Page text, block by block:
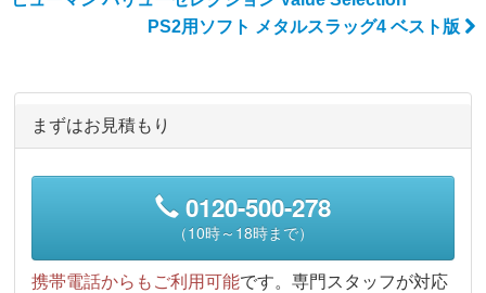
PS2用ソフト メタルスラッグ4 ベスト版
まずはお見積もり
0120-500-278
（10時～18時まで）
携帯電話からもご利用可能です。専門スタッフが対応